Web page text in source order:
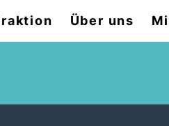
Über uns